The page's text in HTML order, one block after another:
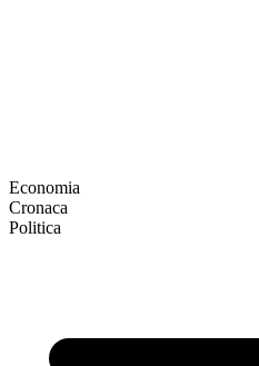
Economia
Cronaca
Politica